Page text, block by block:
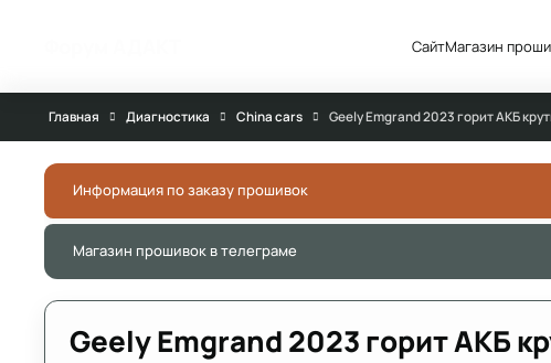
СайтМагазин
Главная Диагностика China cars Geely Emgrand 2023 горит АКБ
Информация по заказу прошивок
Магазин прошивок в телеграме
Geely Emgrand 2023 горит АКБ